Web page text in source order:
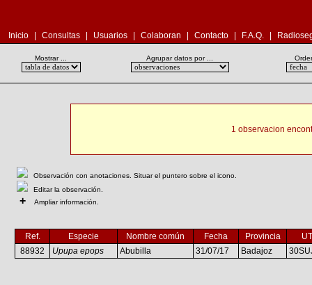
Inicio Consultas Usuarios Colaboran Contacto F.A.Q.
Mostrar ... Agrupar datos por ...
1 observacion
Observación con anotaciones. Situar el puntero sobre el icono.
Editar la observación.
+ Ampliar información.
Ref. Especie Nombre común Fecha Provincia
88932
Upupa epops Abubilla 31/07/17 Badajoz